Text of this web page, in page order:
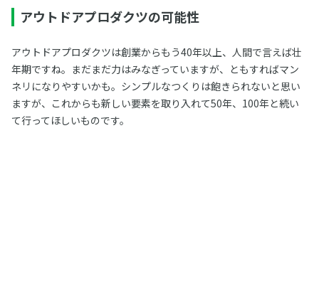
アウトドアプロダクツの可能性
アウトドアプロダクツは創業からもう40年以上、人間で言えば壮
年期ですね。まだまだ力はみなぎっていますが、ともすればマン
ネリになりやすいかも。シンプルなつくりは飽きられないと思い
ますが、これからも新しい要素を取り入れて50年、100年と続い
て行ってほしいものです。